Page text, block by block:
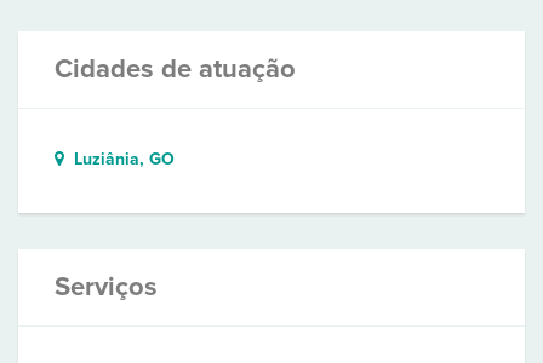
Cidades de atuação
Luziânia, GO
Serviços